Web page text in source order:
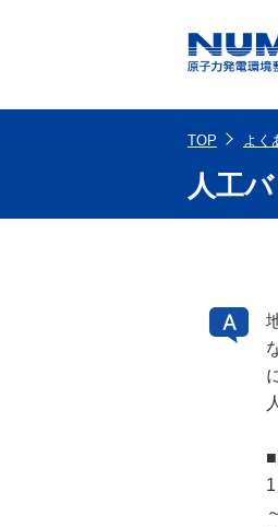
TOP よく
人工
1